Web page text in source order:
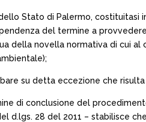
Stato di Palermo, costituitasi
del termine a
della novella normativa di cui
su detta eccezione che
di conclusione del
d.lgs. 28 del 2011 – stabilisce